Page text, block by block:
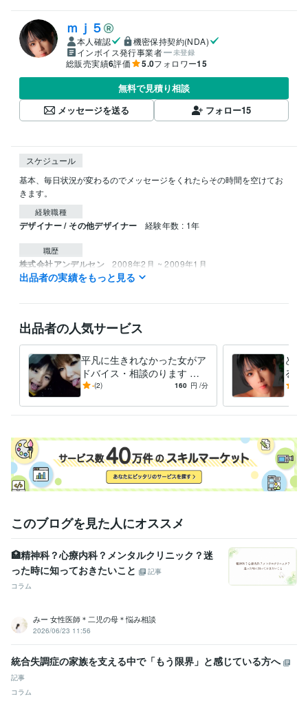
ｍｊ５
本人確認
機密保持契約(NDA)
インボイス発行事業者
未登録
総販売実績6評価 5.0フォロワー15
無料で見積り相談
メッセージを送る
フォロー15
スケジュール
基本、毎日状況が変わるのでメッセージをくれたらその時間を空けてお
きます。
経験職種
デザイナー / その他デザイナー 経験年数 : 1年
職歴
株式会社アンデルセン 2008年2月 ~ 2009年1月
ラウンジ、ホーク 1998年5月 ~ 1998年12月
秘密 2024年11月 ~ 2025年11月
資格・検定
食品衛生責任者 取得年 : 2023年
得意分野
イラスト作成・漫画制作
好きなマンガやアニメの完コピ出来る程
度。
悩み相談・カウンセリング 愚痴・DV・精神・子育て・裏・夜・風俗
出品者の実績をもっと見る
出品者の人気サービス
平凡に生きれなかった女がア
ドバイス・相談のります ど
ん底に落とされては何とか助
-(2) 160 円 /分
どん
ると
え普
このブログを見た人にオススメ
🏥精神科？心療内科？メンタルクリニック？迷
った時に知っておきたいこと
記事
コラム
みー 女性医師＊二児の母＊悩み相談
2026/06/23 11:56
統合失調症の家族を支える中で「もう限界」と感じている方へ
記事
コラム